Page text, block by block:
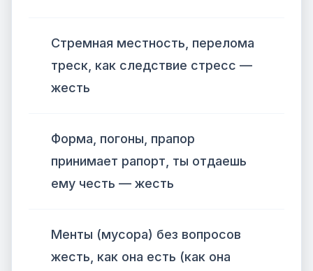
Стремная местность, перелома
треск, как следствие стресс —
жесть
Форма, погоны, прапор
принимает рапорт, ты отдаешь
ему честь — жесть
Менты (мусора) без вопросов
жесть, как она есть (как она